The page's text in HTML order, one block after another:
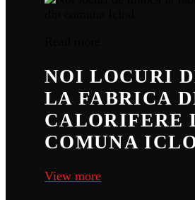
NOI LOCURI
LA FABRICA
CALORIFERE
COMUNA
View more